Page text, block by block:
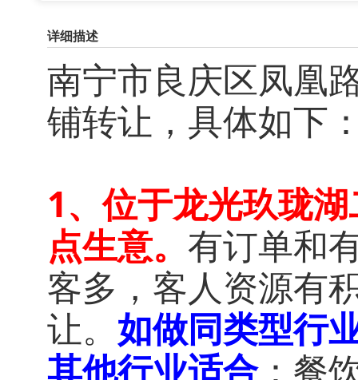
详细描述
南宁市良庆区凤凰
铺转让，具体如下
1、位于龙光玖珑
点生意。 有订单和
客多，客人资源有
让。 如做同类型行
其他行业适合：餐